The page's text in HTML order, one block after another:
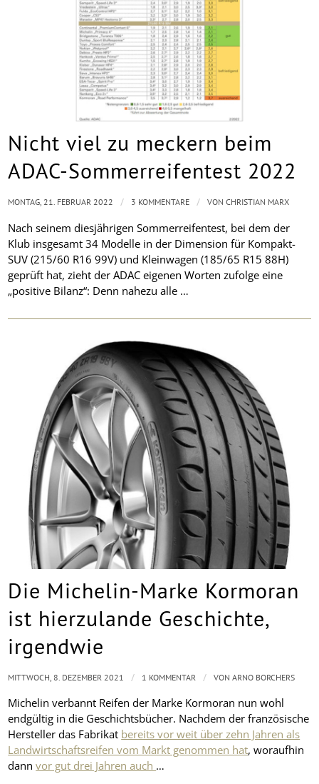
Nicht viel zu meckern beim
ADAC-Sommerreifentest 2022
Nach seinem diesjährigen Sommerreifentest, bei dem der
Klub insgesamt 34 Modelle in der Dimension für Kompakt-
SUV (215/60 R16 99V) und Kleinwagen (185/65 R15 88H)
geprüft hat, zieht der ADAC eigenen Worten zufolge eine
„positive Bilanz“: Denn nahezu alle …
MONTAG, 21. FEBRUAR 2022 / 3 KOMMENTARE / VONCHRISTIAN MARX
Die Michelin-Marke Kormoran
ist hierzulande Geschichte,
irgendwie
Michelin verbannt Reifen der Marke Kormoran nun wohl
endgültig in die Geschichtsbücher. Nachdem der französische
Hersteller das Fabrikat bereits vor weit über zehn Jahren als
Landwirtschaftsreifen vom Markt genommen hat, woraufhin
dannvor gut drei Jahren auch …
MITTWOCH, 8. DEZEMBER 2021 / 1 KOMMENTAR / VONARNO BORCHERS